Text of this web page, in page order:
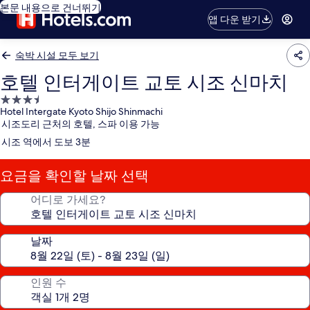
본문 내용으로 건너뛰기
앱 다운 받기
숙박 시설 모두 보기
호텔 인터게이트 교토 시조 신마치
3.5
성
급
숙
박
시
설
Hotel Intergate Kyoto Shijo Shinmachi
시조도리 근처의 호텔, 스파 이용 가능
시조 역에서 도보 3분
요금을 확인할 날짜 선택
어디로 가세요?
날짜
인원 수